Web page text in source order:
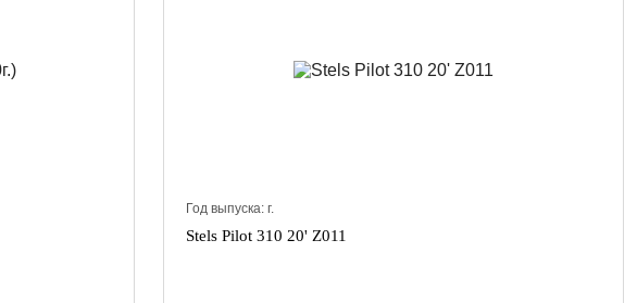
Год выпуска:г.
Stels Pilot 310 20' Z011